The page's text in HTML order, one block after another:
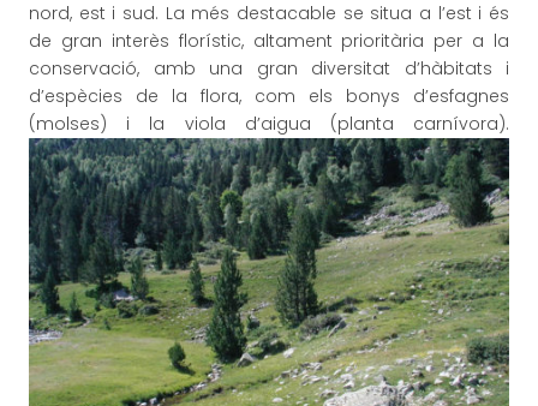
nord, est i sud. La més destacable se situa a l’est i és
de gran interès florístic, altament prioritària per a la
conservació, amb una gran diversitat d’hàbitats i
d’espècies de la flora, com els bonys d’esfagnes
(molses) i la viola d’aigua (planta carnívora).